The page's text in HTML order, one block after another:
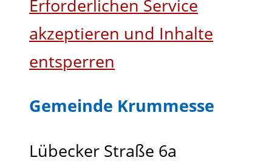
Erforderlichen Service
akzeptieren und Inhalte
entsperren
Gemeinde Krummesse
Lübecker Straße 6a